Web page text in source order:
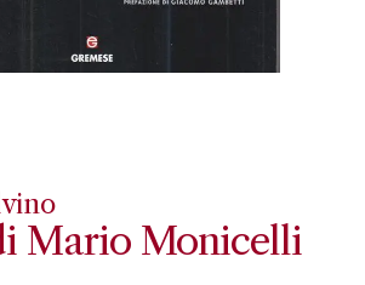
Mario Monicelli